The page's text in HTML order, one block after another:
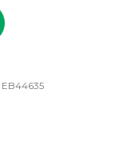
EB44635